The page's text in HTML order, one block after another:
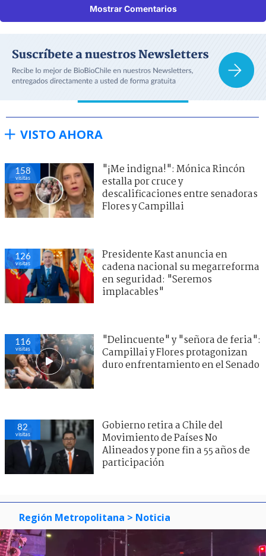
Mostrar Comentarios
VISTO AHORA
158
visitas
"¡Me indigna!": Mónica Rincón
estalla por cruce y
descalificaciones entre senadoras
Flores y Campillai
126
visitas
Presidente Kast anuncia en
cadena nacional su megarreforma
en seguridad: "Seremos
implacables"
116
visitas
"Delincuente" y "señora de feria":
Campillai y Flores protagonizan
duro enfrentamiento en el Senado
82
visitas
Gobierno retira a Chile del
Movimiento de Países No
Alineados y pone fin a 55 años de
participación
Región Metropolitana > Noticia